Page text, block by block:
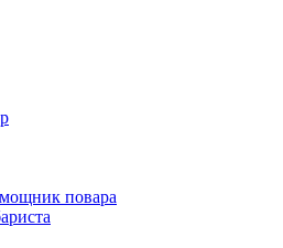
повара